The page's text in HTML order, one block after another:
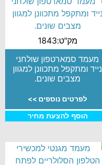
מק"ט:1843
מעמד סמארטפון שולחני
נייד ומתקפל מתכוונן למגוון
מצבים שונים.
לפרטים נוספים >>
הוסף להצעת מחיר